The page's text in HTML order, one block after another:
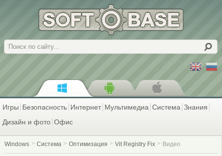
Поиск
Игры Безопасность Интернет Мультимедиа Система Знания
Дизайн и фото Офис
Windows Система Оптимизация Vit Registry Fix Видео